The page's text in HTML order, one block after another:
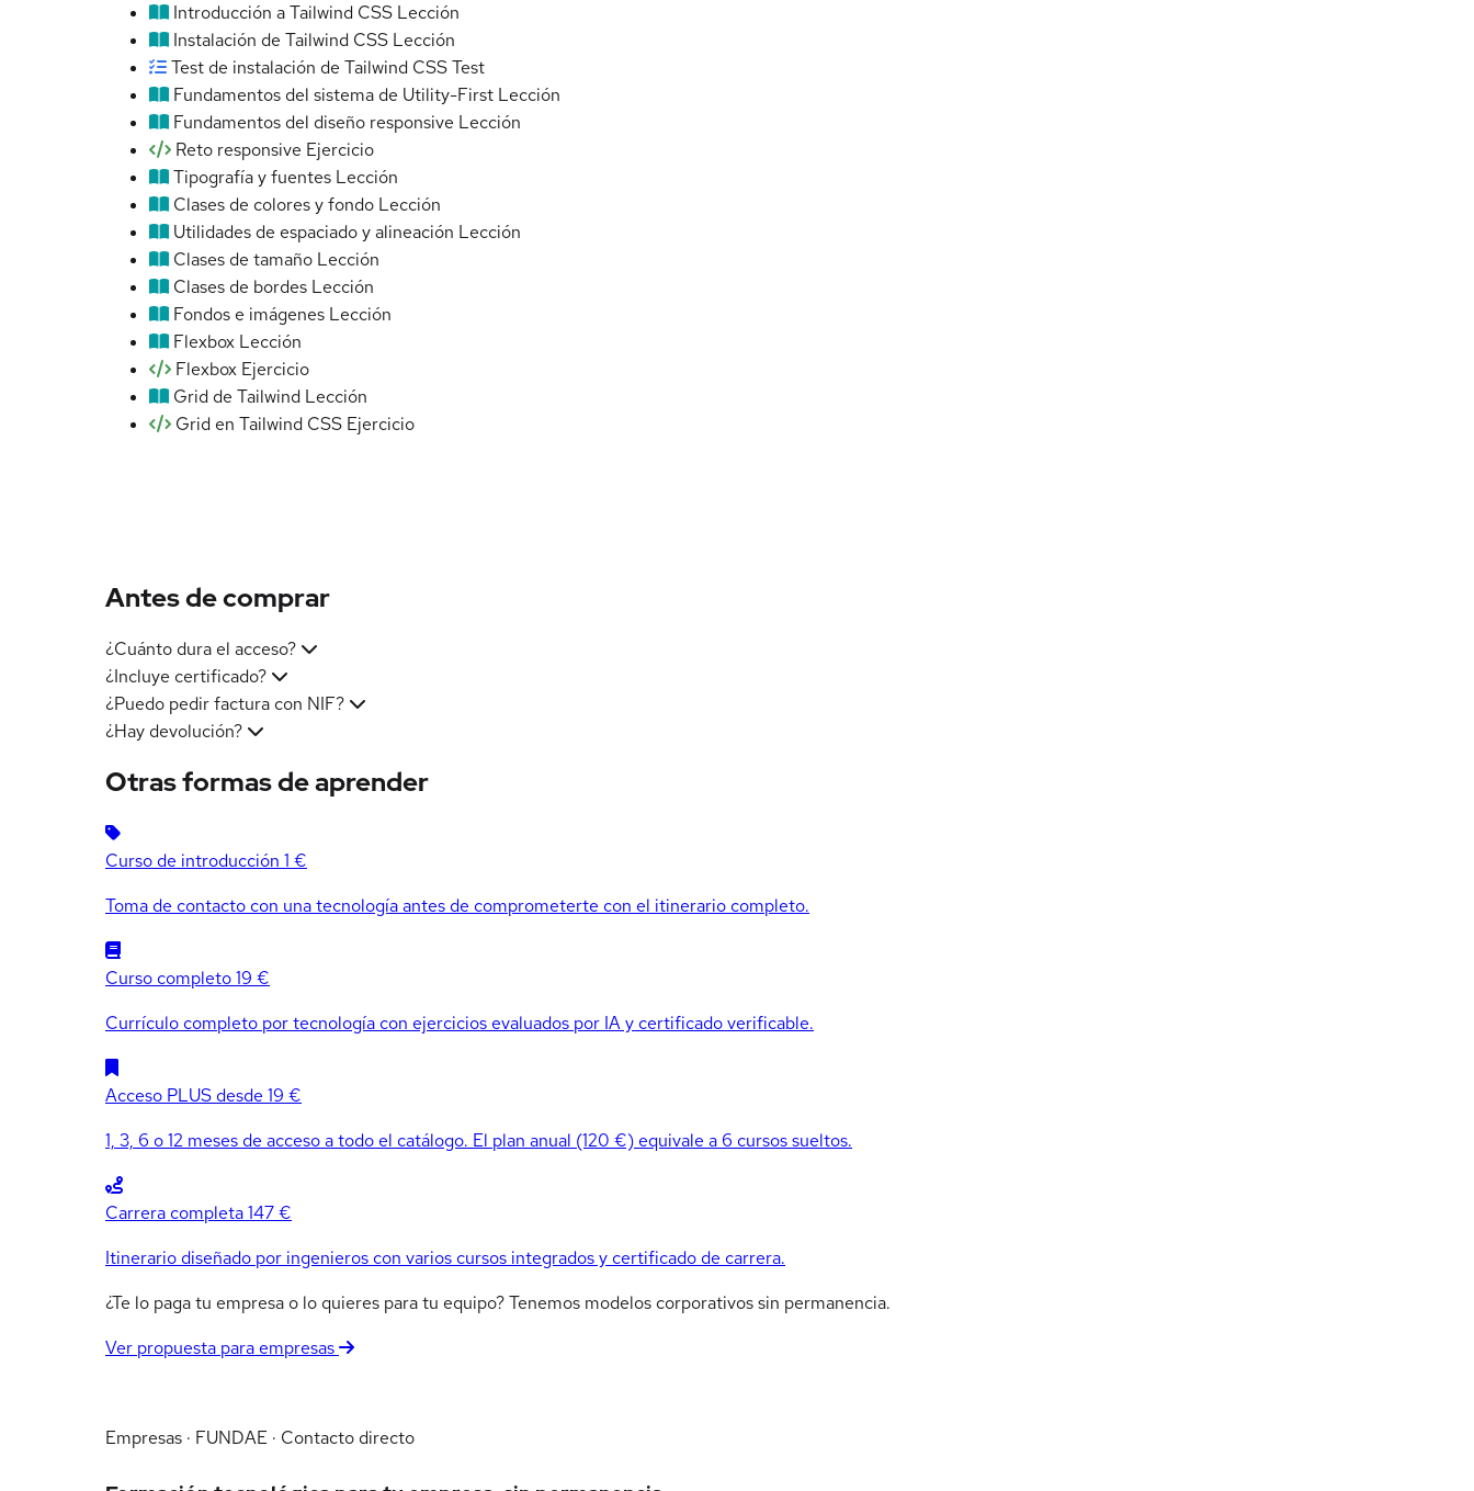
Introducción a Tailwind CSS Lección
Instalación de Tailwind CSS Lección
Test de instalación de Tailwind CSSTest
Fundamentos del sistema de Utility-First Lección
Fundamentos del diseño responsive Lección
Reto responsive Ejercicio
Tipografía y fuentes Lección
Clases de colores y fondo Lección
Utilidades de espaciado y alineación Lección
Clases de tamaño Lección
Clases de bordes Lección
Fondos e imágenes Lección
Flexbox Lección
Flexbox Ejercicio
Grid de Tailwind Lección
Grid en Tailwind CSS Ejercicio
Antes de comprar
¿Cuánto dura el acceso?
¿Incluye certificado?
¿Puedo pedir factura con NIF?
¿Hay devolución?
Otras formas de aprender
Curso de introducción 1 €
Toma de contacto con una tecnología antes de comprometerte con el itinerario completo.
Curso completo19 €
Currículo completo por tecnología con ejercicios evaluados por IA y certificado verificable.
Acceso PLUS desde 19 €
1, 3, 6 o 12 meses de acceso a todo el catálogo. El plan anual (120 €) equivale a 6 cursos sueltos.
Carrera completa147 €
Itinerario diseñado por ingenieros con varios cursos integrados y certificado de carrera.
¿Te lo paga tu empresa o lo quieres para tu equipo? Tenemos modelos corporativos sin permanencia.
Ver propuesta para empresas
Empresas · FUNDAE · Contacto directo